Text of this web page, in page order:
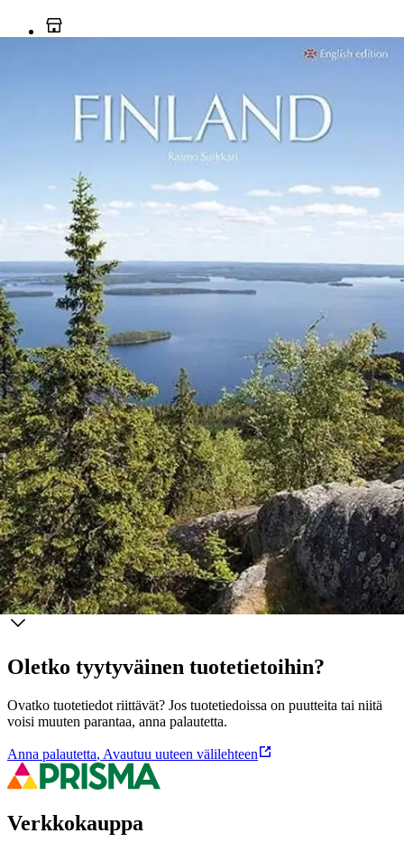
Ei saatavilla
Tuotekuvaus
Uudistetussa painoksessa päivitetyt tiedot sekä uusia kuvia. Finland-
kirjasta avautuu monipuolinen kuva Suomesta, sen osaamisesta,
kulttuurista ja puhtaasta luonnosta. Suomi-kirjoistaan tunnetun
Raimo Suikkarin teos on hyvä lahja ulkomaalaisille vieraille ja
ystäville. Englanniksi kääntänyt Henriikka Front, saksaksi Heinrich
Bremer, venäjäksi Irina Penttinen, ranskaksi Virpi Juvonen-Kugge,
espanjaksi Helena Kolehmainen ja kiinaksi Sun Bo.Teemat
Tapahtumia Suomen historiassa • Lapsissa on tulevaisuutemme •
Korkeaa koulutusta ja Suomalaista osaamista • Design-Suomi •
Tunnettuja suomalaisia ja suomalaista kulttuuria • Nähtävyyksiä ja
tapahtumia • Nähtävyyksien Suomi • Suomen kaunis luonto •
Suomi-tietoa Painettu Pohjoismaisen Joutsenmerkin käyttöoikeuden
omaavassa kirjapainossa (kirjassa on Joutsenmerkki).
Näytä lisää tuotekuvausta
Ominaisuudet
Oletko tyytyväinen tuotetietoihin?
Ovatko tuotetiedot riittävät? Jos tuotetiedoissa on puutteita tai niitä
voisi muuten parantaa, anna palautetta.
Anna palautetta, Avautuu uuteen välilehteen
Verkkokauppa